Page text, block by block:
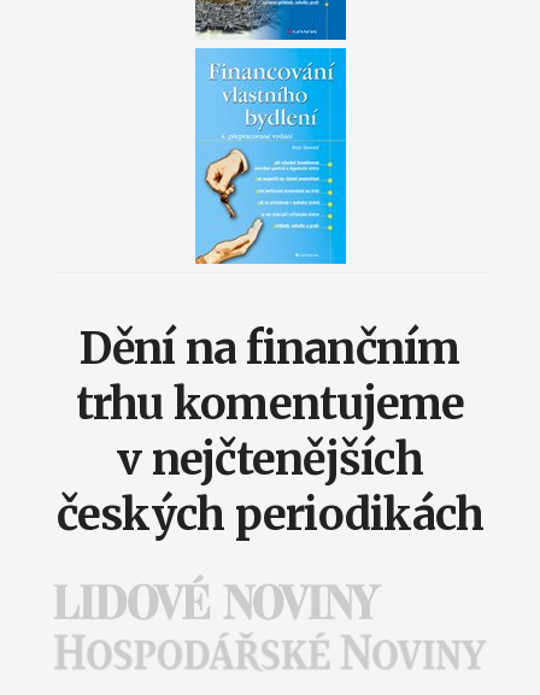
Dění na finančním
trhu komentujeme
v nejčtenějších
českých periodikách